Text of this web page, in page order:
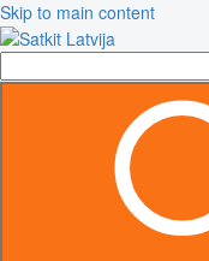
Skip to main content